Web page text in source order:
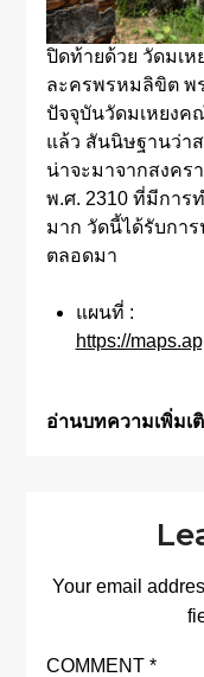
ปิดท้ายด้วย วัดมเห
ละครพรหมลิขิต พ
ปัจจุบันวัดมเหยงค
แล้ว สันนิษฐานว่า
น่าจะมาจากสงคร
พ.ศ. 2310 ที่มีการ
มาก วัดนี้ได้รับกา
ตลอดมา
แผนที่ :
https://
อ่านบทความเพิ่มเ
Your email
COMMENT *